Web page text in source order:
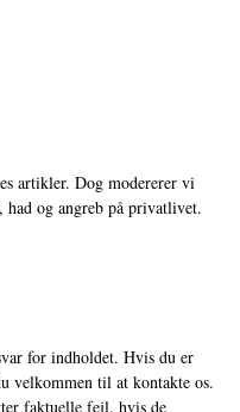
artikler. Dog modererer vi
had og angreb på privatlivet.
for indholdet. Hvis du er
velkommen til at kontakte os.
faktuelle fejl, hvis de